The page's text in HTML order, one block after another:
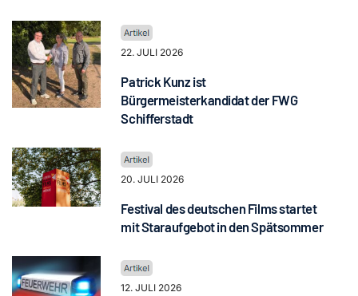
22. JULI 2026
Patrick Kunz ist
Bürgermeisterkandidat der FWG
Schifferstadt
20. JULI 2026
Festival des deutschen Films startet
mit Staraufgebot in den Spätsommer
12. JULI 2026